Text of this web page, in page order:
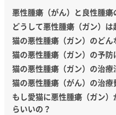
悪性腫瘍（がん）と良性腫瘍
どうして悪性腫瘍（ガン）は
猫の悪性腫瘍（ガン）のどん
猫の悪性腫瘍（ガン）の予防
猫の悪性腫瘍（ガン）の治療
猫の悪性腫瘍（がん）の治療
もし愛猫に悪性腫瘍（ガン
らいいの？